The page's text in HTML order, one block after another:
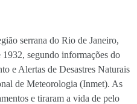
serrana do Rio de Janeiro,
segundo informações do
e Alertas de Desastres Naturais
de Meteorologia (Inmet). As
e tiraram a vida de pelo